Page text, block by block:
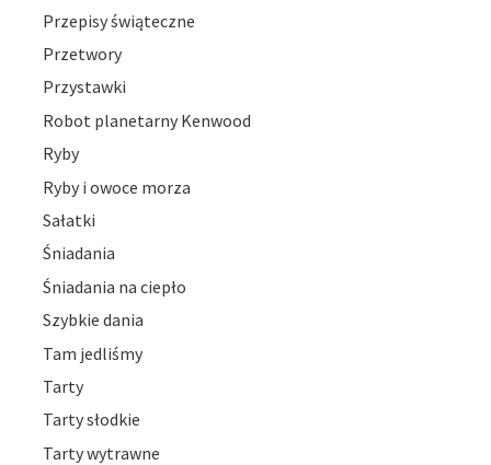
Przepisy świąteczne
Przetwory
Przystawki
Robot planetarny Kenwood
Ryby
Ryby i owoce morza
Sałatki
Śniadania
Śniadania na ciepło
Szybkie dania
Tam jedliśmy
Tarty
Tarty słodkie
Tarty wytrawne